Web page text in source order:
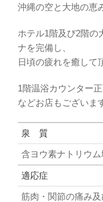
沖縄の空と大地の恵
ホテル1階及び2階の
ナを完備し、
日頃の疲れを癒して
1階温浴カウンター
などお店もございま
泉 質
含ヨウ素ナトリウム
適応症
筋肉・関節の痛み